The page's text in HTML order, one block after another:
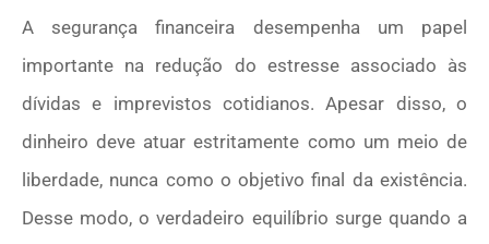
A segurança financeira desempenha um papel
importante na redução do estresse associado às
dívidas e imprevistos cotidianos. Apesar disso, o
dinheiro deve atuar estritamente como um meio de
liberdade, nunca como o objetivo final da existência.
Desse modo, o verdadeiro equilíbrio surge quando a